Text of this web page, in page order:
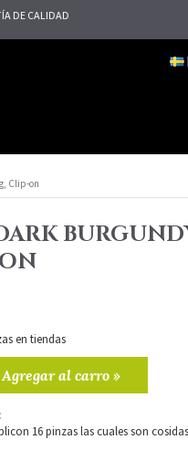
DE CALIDAD
Clip-on
en tiendas
Agregar al carro »
16 pinzas las cuales son